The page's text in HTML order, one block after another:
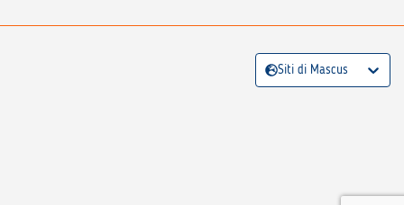
Siti di Mascus